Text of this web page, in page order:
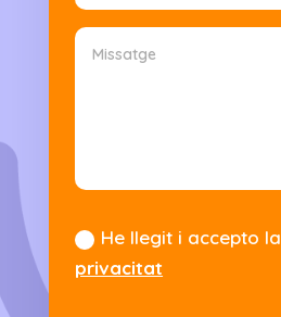
He llegit i accepto la
privacitat